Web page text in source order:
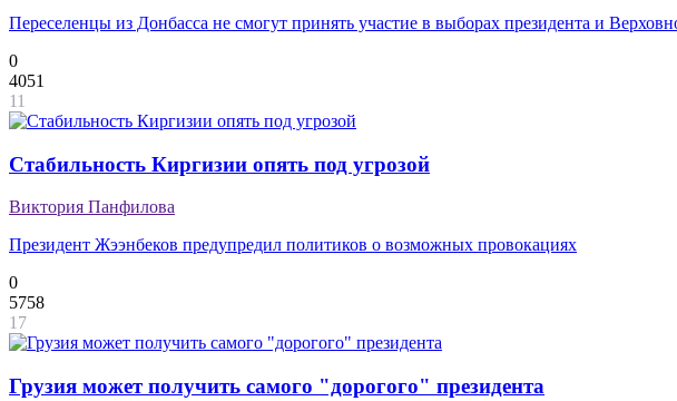
Переселенцы из Донбасса не смогут принять участие в выборах президента и
0
4051
11
Стабильность Киргизии опять под угрозой
Виктория Панфилова
Президент Жээнбеков предупредил политиков о возможных провокациях
0
5758
17
Грузия может получить самого "дорогого" президента